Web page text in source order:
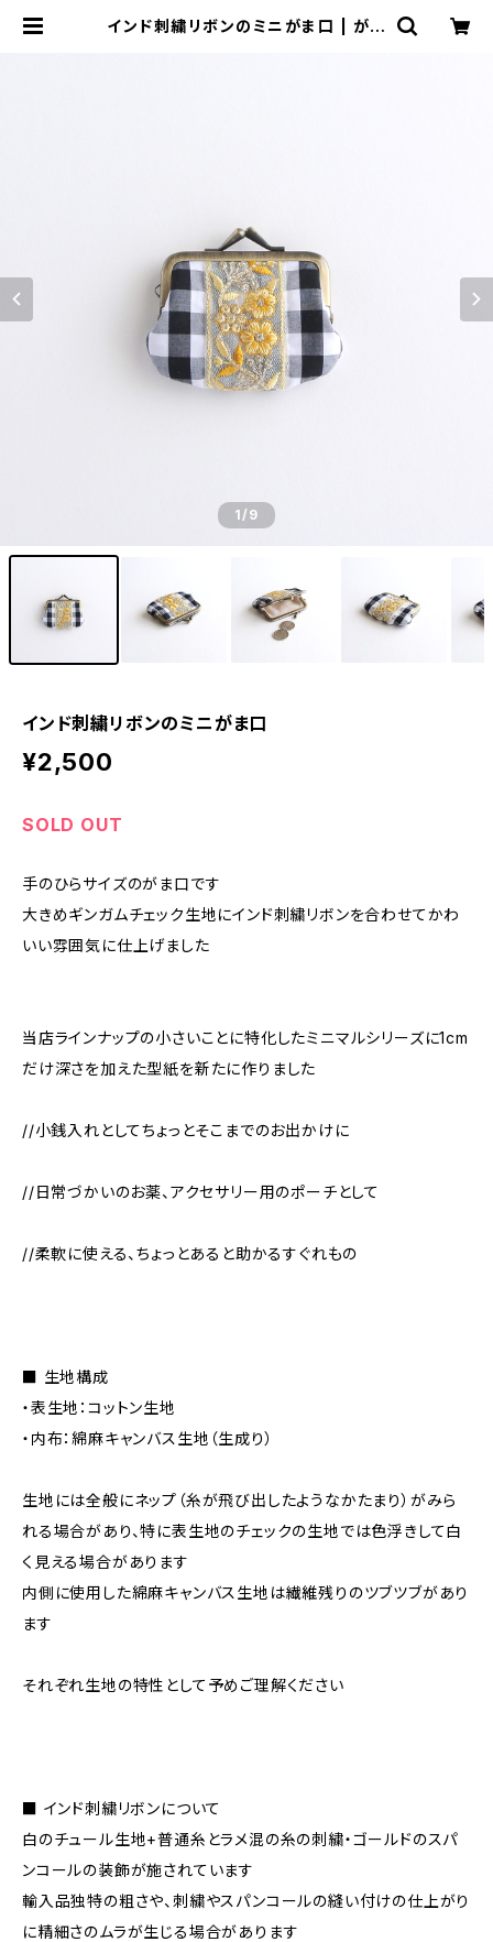
インド刺繍リボンのミニがま口 | がま
1/9
インド刺繍リボンのミニがま口
¥2,500
SOLD OUT
手のひらサイズのがま口です
大きめギンガムチェック生地にインド刺繍リボンを合わせてかわ
いい雰囲気に仕上げました
当店ラインナップの小さいことに特化したミニマルシリーズに1cm
だけ深さを加えた型紙を新たに作りました
//小銭入れとしてちょっとそこまでのお出かけに
//日常づかいのお薬、アクセサリー用のポーチとして
//柔軟に使える、ちょっとあると助かるすぐれもの
■ 生地構成
・表生地：コットン生地
・内布：綿麻キャンバス生地（生成り）
生地には全般にネップ（糸が飛び出したようなかたまり）がみら
れる場合があり、特に表生地のチェックの生地では色浮きして白
く見える場合があります
内側に使用した綿麻キャンバス生地は繊維残りのツブツブがあり
ます
それぞれ生地の特性として予めご理解ください
■ インド刺繍リボンについて
白のチュール生地+普通糸とラメ混の糸の刺繍・ゴールドのスパ
ンコールの装飾が施されています
輸入品独特の粗さや、刺繍やスパンコールの縫い付けの仕上がり
に精細さのムラが生じる場合があります